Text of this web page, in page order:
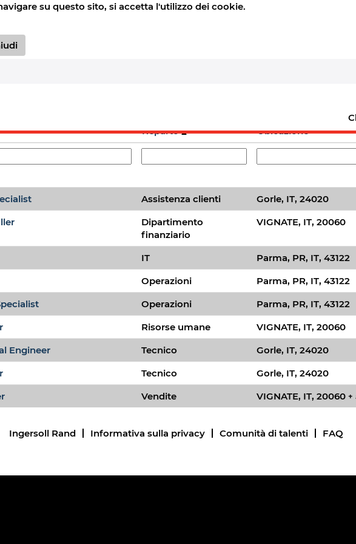
su questo sito, si accetta l'utilizzo dei cookie.
(in giorni) di ricezione di un avviso:
Reparto Ubicazione
Assistenza clienti
Gorle, IT, 24020
Dipartimento
finanziario
VIGNATE, IT, 20060
IT
Parma, PR, IT, 43122
Operazioni
Parma, PR, IT, 43122
Operazioni
Parma, PR, IT, 43122
Risorse umane
VIGNATE, IT, 20060
Engineer
Tecnico
Gorle, IT, 24020
Tecnico
Gorle, IT, 24020
Vendite VIGNATE, IT, 20060 +
Ingersoll Rand Informativa sulla privacy Comunità di talenti FAQ